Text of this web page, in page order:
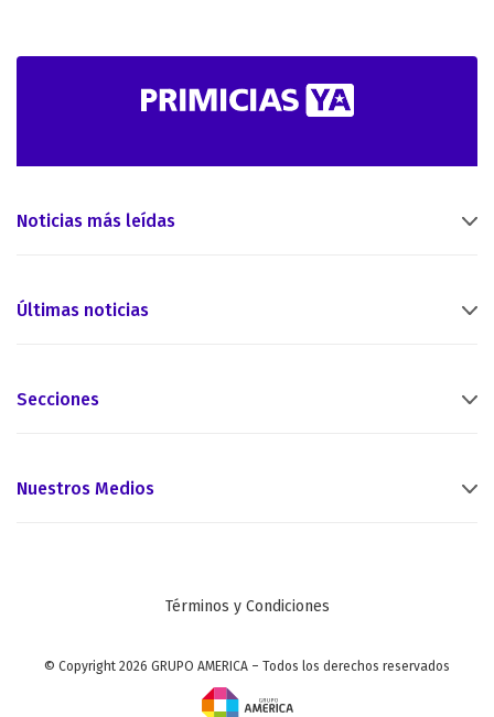
Noticias más leídas
Últimas noticias
Secciones
Nuestros Medios
Términos y Condiciones
© Copyright 2026 GRUPO AMERICA – Todos los derechos reservados